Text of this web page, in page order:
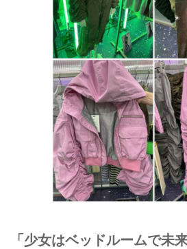
「少女はベッドルームで未